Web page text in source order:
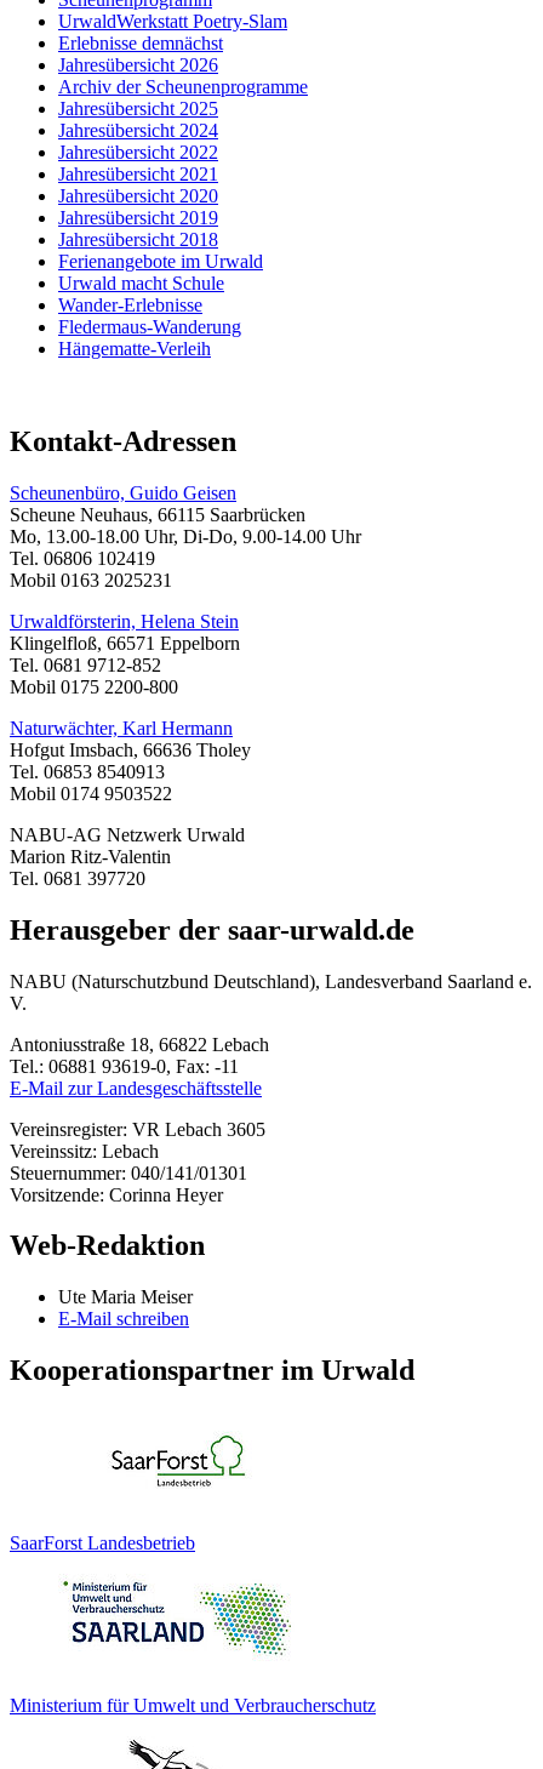
UrwaldWerkstatt Poetry-Slam
Erlebnisse demnächst
Jahresübersicht 2026
Archiv der Scheunenprogramme
Jahresübersicht 2025
Jahresübersicht 2024
Jahresübersicht 2022
Jahresübersicht 2021
Jahresübersicht 2020
Jahresübersicht 2019
Jahresübersicht 2018
Ferienangebote im Urwald
Urwald macht Schule
Wander-Erlebnisse
Fledermaus-Wanderung
Hängematte-Verleih
Kontakt-Adressen
Scheunenbüro, Guido Geisen
Scheune Neuhaus, 66115 Saarbrücken
Mo, 13.00-18.00 Uhr, Di-Do, 9.00-14.00 Uhr
Tel. 06806 102419
Mobil 0163 2025231
Urwaldförsterin, Helena Stein
Klingelfloß, 66571 Eppelborn
Tel. 0681 9712-852
Mobil 0175 2200-800
Naturwächter, Karl Hermann
Hofgut Imsbach, 66636 Tholey
Tel. 06853 8540913
Mobil 0174 9503522
NABU-AG Netzwerk Urwald
Marion Ritz-Valentin
Tel. 0681 397720
Herausgeber der saar-urwald.de
NABU (Naturschutzbund Deutschland), Landesverband Saarland e.
V.
Antoniusstraße 18, 66822 Lebach
Tel.: 06881 93619-0, Fax: -11
E-Mail zur Landesgeschäftsstelle
Vereinsregister: VR Lebach 3605
Vereinssitz: Lebach
Steuernummer: 040/141/01301
Vorsitzende: Corinna Heyer
Web-Redaktion
Ute Maria Meiser
E-Mail schreiben
Kooperationspartner im Urwald
SaarForst Landesbetrieb
Ministerium für Umwelt und Verbraucherschutz